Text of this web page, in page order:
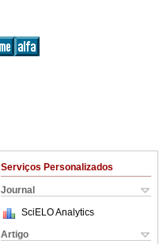
Serviços Personalizados
Journal
SciELO Analytics
Artigo